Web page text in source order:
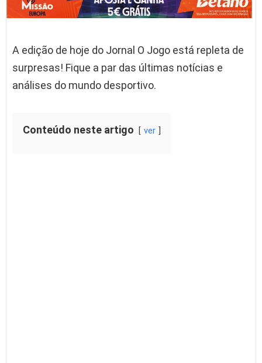
A edição de hoje do Jornal O Jogo está repleta de
surpresas! Fique a par das últimas notícias e
análises do mundo desportivo.
Conteúdo neste artigo ver